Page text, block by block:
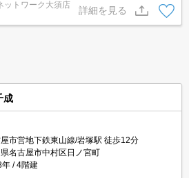
ットワーク大須店
詳細を見る
成
市営地下鉄東山線/岩塚駅 徒歩12分
名古屋市中村区日ノ宮町
年
4階建